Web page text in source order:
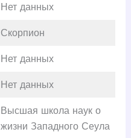
Нет данных
Скорпион
Нет данных
Нет данных
Высшая школа наук о
жизни Западного Сеула